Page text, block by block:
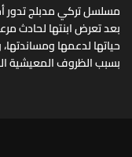
مسلسل تركي مدبلج تدور
بعد تعرض ابنتها لحادث
حياتها لدعمها
بسبب الظروف المعيشية